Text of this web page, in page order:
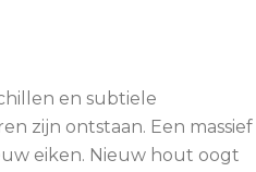
en subtiele
zijn ontstaan. Een massief
eiken. Nieuw hout oogt